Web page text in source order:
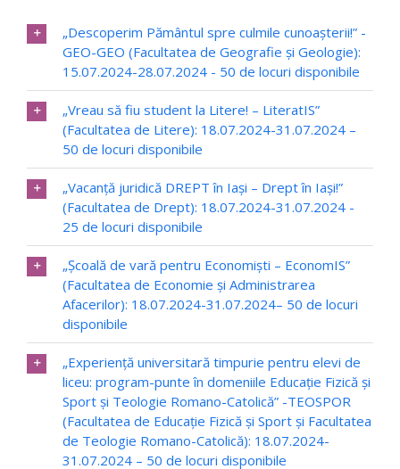
„Descoperim Pământul spre culmile cunoaşterii!” -
GEO-GEO (Facultatea de Geografie și Geologie):
15.07.2024-28.07.2024 - 50 de locuri disponibile
„Vreau să fiu student la Litere! – LiteratIS”
(Facultatea de Litere): 18.07.2024-31.07.2024 –
50 de locuri disponibile
„Vacanță juridică DREPT în Iași – Drept în Iași!”
(Facultatea de Drept): 18.07.2024-31.07.2024 -
25 de locuri disponibile
„Şcoală de vară pentru Economiști – EconomIS”
(Facultatea de Economie și Administrarea
Afacerilor): 18.07.2024-31.07.2024– 50 de locuri
disponibile
„Experiență universitară timpurie pentru elevi de
liceu: program-punte în domeniile Educație Fizică şi
Sport şi Teologie Romano-Catolică” -TEOSPOR
(Facultatea de Educație Fizică și Sport și Facultatea
de Teologie Romano-Catolică): 18.07.2024-
31.07.2024 – 50 de locuri disponibile